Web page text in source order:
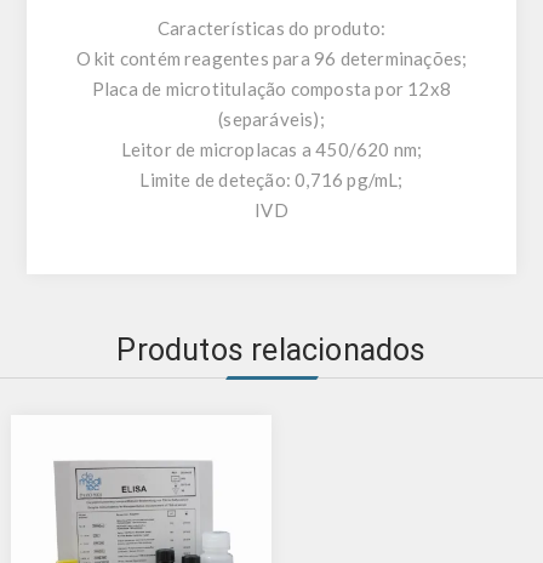
Características do produto:
O kit contém reagentes para 96 ​​determinações;
Placa de microtitulação composta por 12x8
(separáveis);
Leitor de microplacas a 450/620 nm;
Limite de deteção: 0,716 pg/mL;
IVD
Produtos relacionados